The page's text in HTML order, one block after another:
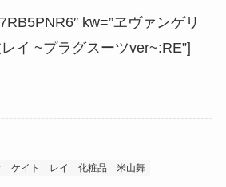
kw=”ヱヴァンゲリ
イ ~プラグスーツver~:RE”]
ケイト レイ 化粧品 米山舞